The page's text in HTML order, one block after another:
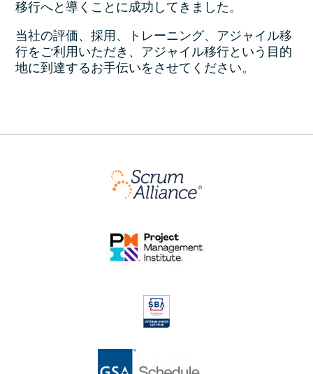
移行へと導くことに成功してきました。
当社の評価 、採用 、 トレーニング 、
アジャイル移
行をご利用いただき、アジャイル移行という目的
地に到達するお手伝いをさせてください。